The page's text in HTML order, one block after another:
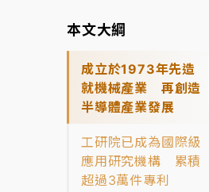
本文大綱
成立於1973年先造
就機械產業 再創造
半導體產業發展
工研院已成為國際級
應用研究機構 累積
超過3萬件專利